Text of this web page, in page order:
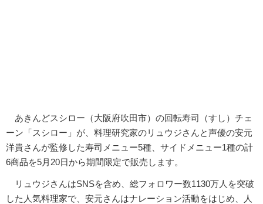
あきんどスシロー（大阪府吹田市）の回転寿司（すし）チェ
ーン「スシロー」が、料理研究家のリュウジさんと声優の安元
洋貴さんが監修した寿司メニュー5種、サイドメニュー1種の計
6商品を5月20日から期間限定で販売します。
リュウジさんはSNSを含め、総フォロワー数1130万人を突破
した人気料理家で、安元さんはナレーション活動をはじめ、人